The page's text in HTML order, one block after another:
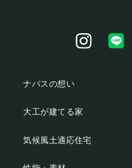
ナパスの想い
大工が建てる家
気候風土適応住宅